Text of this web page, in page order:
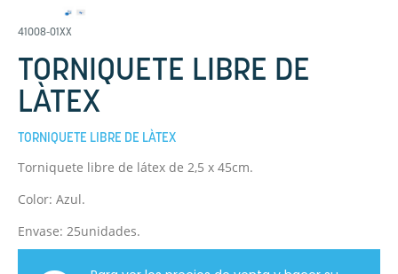
41008-01XX
TORNIQUETE LIBRE DE
LÀTEX
TORNIQUETE LIBRE DE LÀTEX
Torniquete libre de látex de 2,5 x 45cm.
Color: Azul.
Envase: 25unidades.